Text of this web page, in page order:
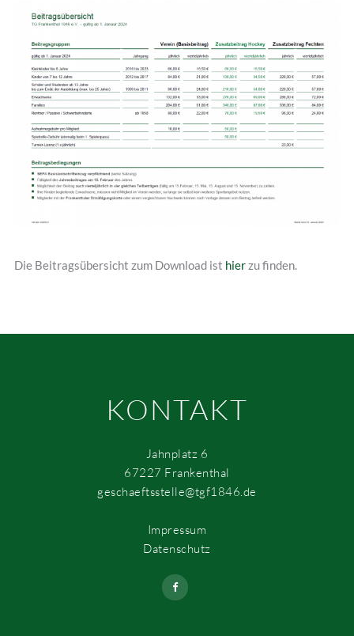
Die Beitragsübersicht zum Download ist hierzu finden.
KONTAKT
Jahnplatz 6
67227 Frankenthal
geschaeftsstelle@tgf1846.de
Impressum
Datenschutz